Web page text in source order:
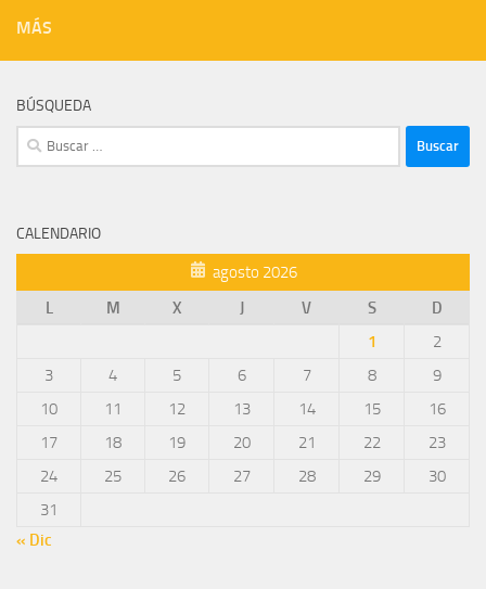
MÁS
BÚSQUEDA
Buscar:
CALENDARIO
agosto 2026
L
M X J V S
D
1
2
3
4 5 6 7 8
9
10
11 12 13 14 15
16
17
18 19 20 21 22
23
24
25 26 27 28 29
30
31
« Dic